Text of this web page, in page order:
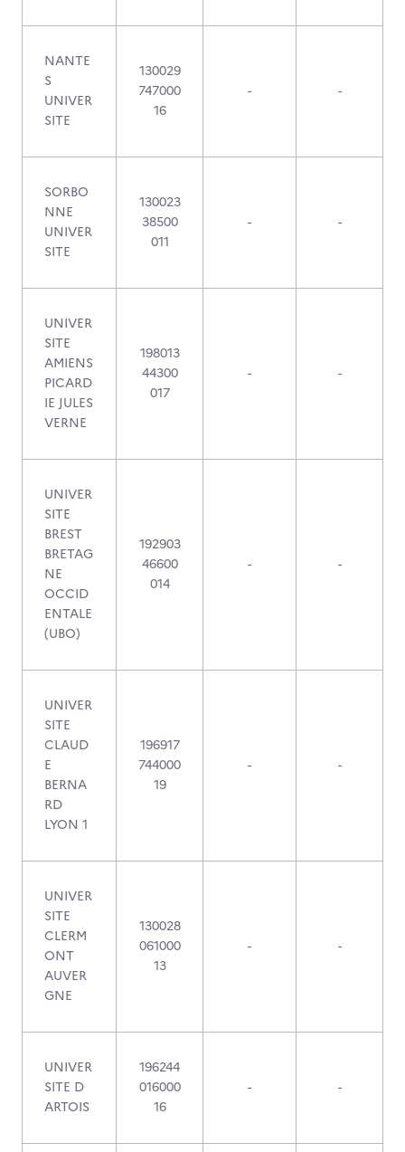
NANTE
S
UNIVER
SITE
130029
747000
16
- -
SORBO
NNE
UNIVER
SITE
130023
38500
011
- -
UNIVER
SITE
AMIENS
PICARD
IE JULES
VERNE
198013
44300
017
- -
UNIVER
SITE
BREST
BRETAG
NE
OCCID
ENTALE
(UBO)
192903
46600
014
- -
UNIVER
SITE
CLAUD
E
BERNA
RD
LYON 1
196917
744000
19
- -
UNIVER
SITE
CLERM
ONT
AUVER
GNE
130028
061000
13
- -
UNIVER
SITE D
ARTOIS
196244
016000
16
- -